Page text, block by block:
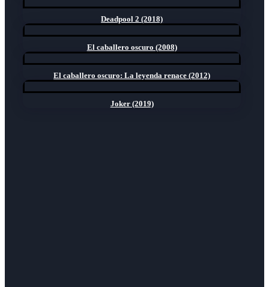
Deadpool 2 (2018)
El caballero oscuro (2008)
El caballero oscuro: La leyenda renace (2012)
Joker (2019)